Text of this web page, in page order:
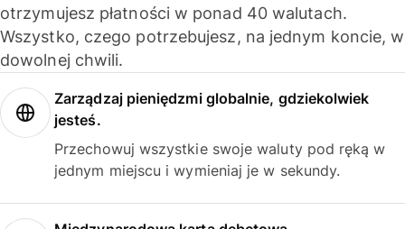
otrzymujesz płatności w ponad 40 walutach.
Wszystko, czego potrzebujesz, na jednym koncie, w
dowolnej chwili.
Zarządzaj pieniędzmi globalnie, gdziekolwiek
jesteś.
Przechowuj wszystkie swoje waluty pod ręką w
jednym miejscu i wymieniaj je w sekundy.